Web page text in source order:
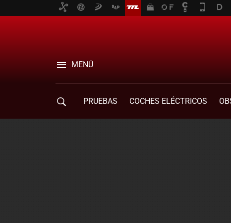
MENÚ
PRUEBAS COCHES ELÉCTRICOS